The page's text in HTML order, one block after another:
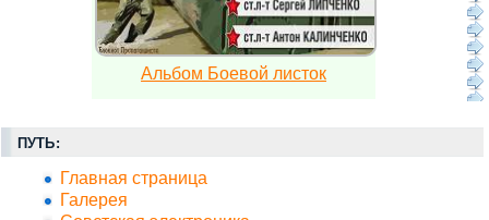
Альбом Боевой листок
ПУТЬ:
Главная страница
Галерея